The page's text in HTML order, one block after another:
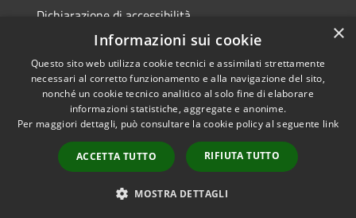
Dichiarazione di accessibilità
Accessibilità
Privacy
Mappa del sito
WhatsApp Cerreto
Copyright © 2026 • Comune di
Cerreto Guidi • Powered by
Municipium
Accesso
redazione
×
Informazioni sui cookie
Questo sito web utilizza cookie tecnici e assimilati strettamente
necessari al corretto funzionamento e alla navigazione del sito,
nonché un cookie tecnico analitico al solo fine di elaborare
informazioni statistiche, aggregate e anonime.
Per maggiori dettagli, può consultare la cookie policy al seguente link
ACCETTA TUTTO RIFIUTA TUTTO
MOSTRA DETTAGLI